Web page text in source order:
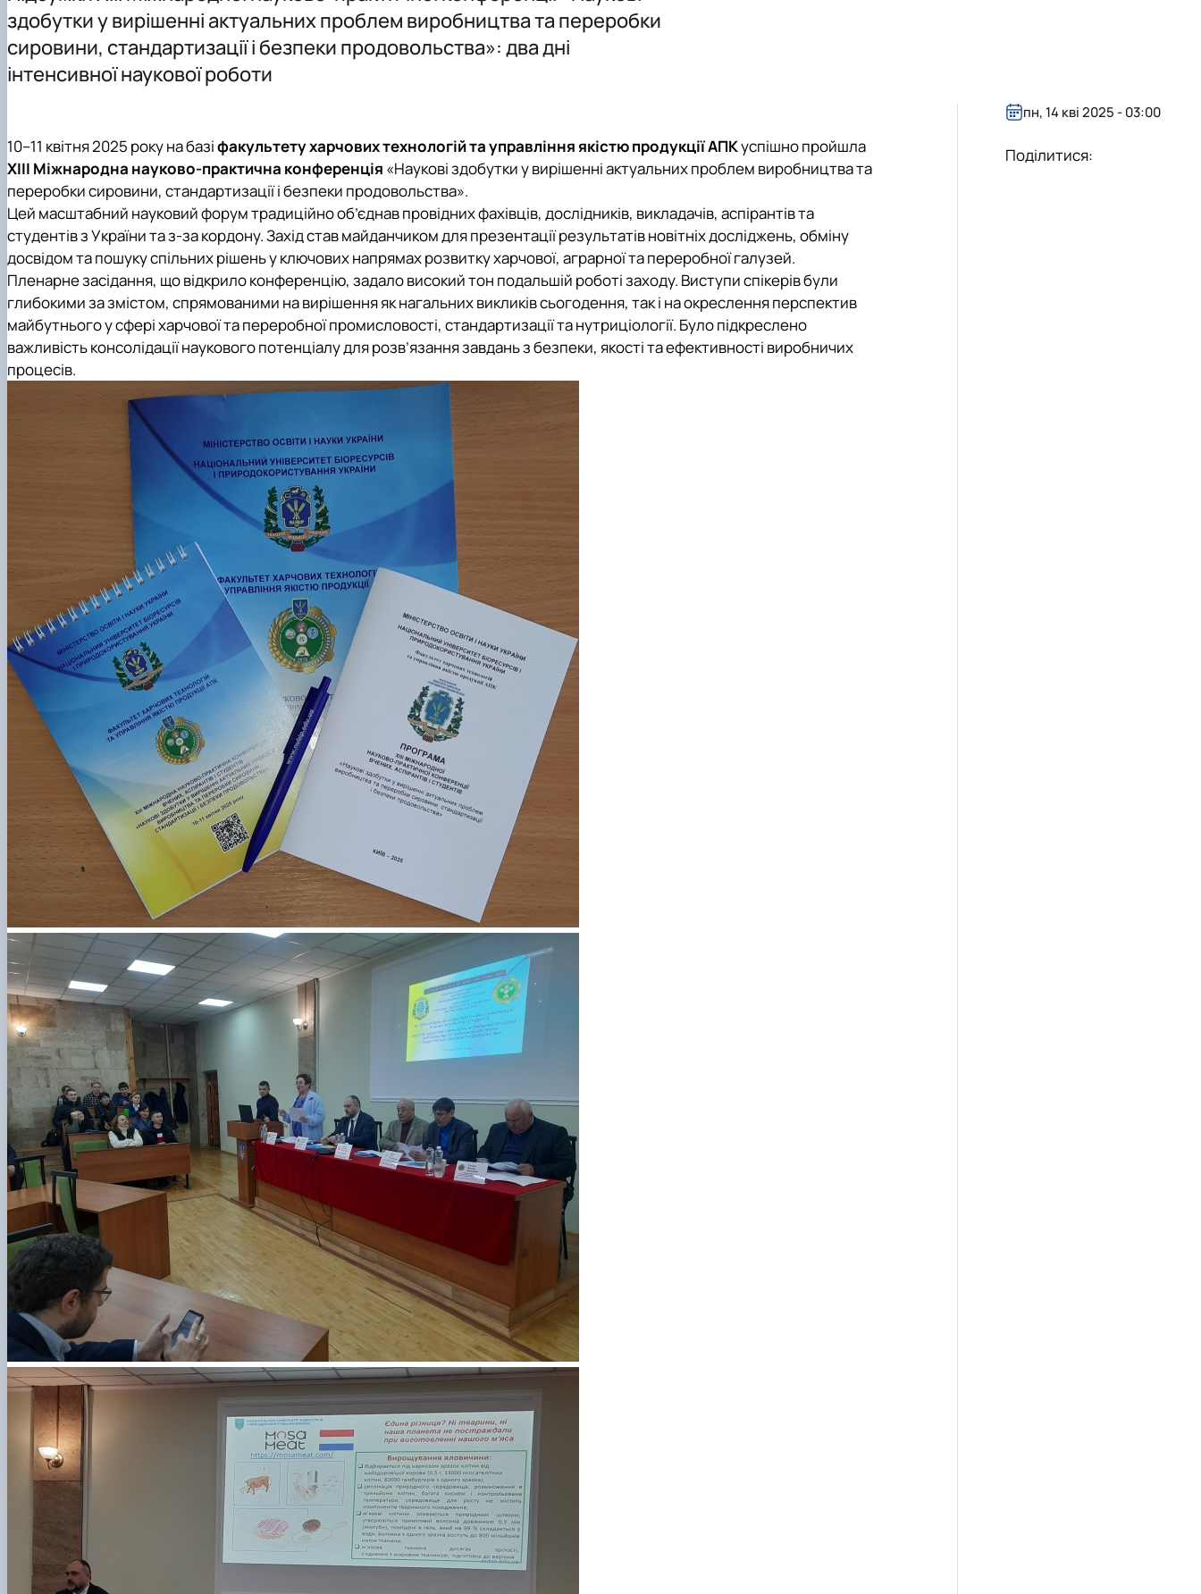
Міжнародна діяльність
Здобутки кафедри
Відповідальний за інформаційне наповнення веб-сторінки кафедри
Дисципліни кафедри
Навчально-методична робота
Культурно-виховна робота
здобутки у вирішенні актуальних проблем виробництва та переробки
сировини, стандартизації і безпеки продовольства»: два дні
інтенсивної наукової роботи
10–11 квітня 2025 року на базіфакультету харчових технологій та управління якістю продукції АПКуспішно пройшла
ХІІІ Міжнародна науково-практична конференція «Наукові здобутки у вирішенні актуальних проблем виробництва та
переробки сировини, стандартизації і безпеки продовольства».
Цей масштабний науковий форум традиційно об’єднав провідних фахівців, дослідників, викладачів, аспірантів та
студентів з України та з-за кордону. Захід став майданчиком для презентації результатів новітніх досліджень, обміну
досвідом та пошуку спільних рішень у ключових напрямах розвитку харчової, аграрної та переробної галузей.
Пленарне засідання, що відкрило конференцію, задало високий тон подальшій роботі заходу. Виступи спікерів були
глибокими за змістом, спрямованими на вирішення як нагальних викликів сьогодення, так і на окреслення перспектив
майбутнього у сфері харчової та переробної промисловості, стандартизації та нутриціології. Було підкреслено
важливість консолідації наукового потенціалу для розв’язання завдань з безпеки, якості та ефективності виробничих
процесів.
пн, 14 кві 2025 - 03:00
Поділитися: